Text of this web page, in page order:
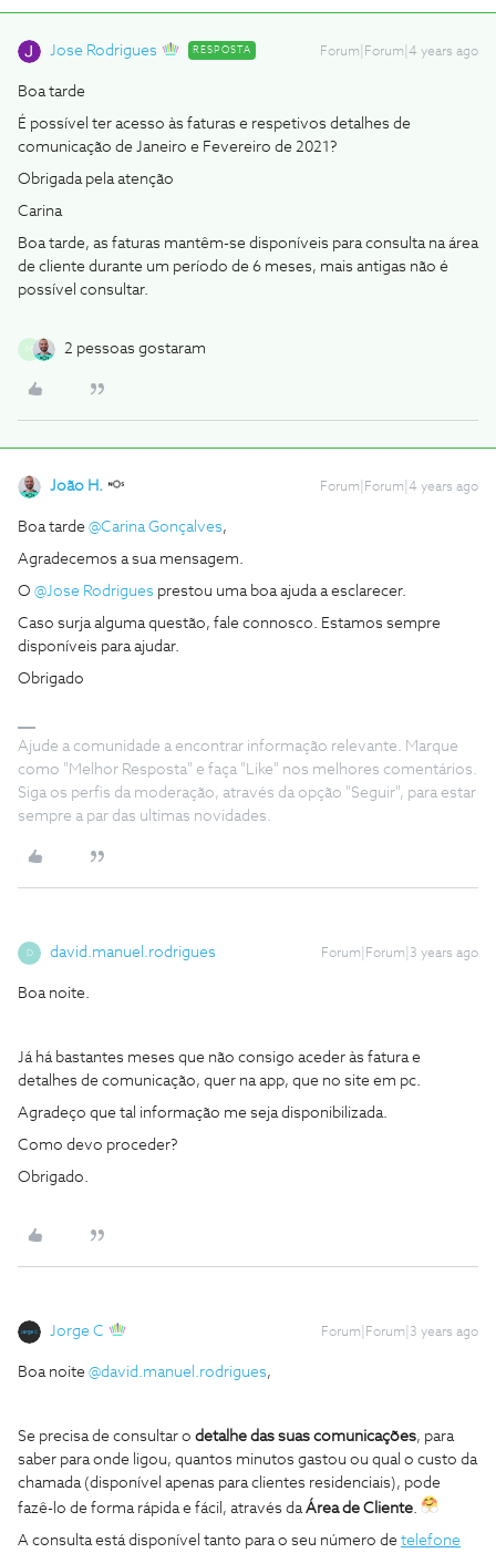
Jose Rodrigues RESPOSTA Forum|Forum|4 years ago
Boa tarde
É possível ter acesso às faturas e respetivos detalhes de
comunicação de Janeiro e Fevereiro de 2021?
Obrigada pela atenção
Carina
Boa tarde, as faturas mantêm-se disponíveis para consulta na área
de cliente durante um período de 6 meses, mais antigas não é
possível consultar.
M 2 pessoas gostaram
João H. Forum|Forum|4 years ago
Boa tarde @Carina Gonçalves,
Agradecemos a sua mensagem.
O @Jose Rodrigues prestou uma boa ajuda a esclarecer.
Caso surja alguma questão, fale connosco. Estamos sempre
disponíveis para ajudar.
Obrigado
Ajude a comunidade a encontrar informação relevante. Marque
como "Melhor Resposta" e faça "Like" nos melhores comentários.
Siga os perfis da moderação, através da opção "Seguir", para estar
sempre a par das ultimas novidades.
D david.manuel.rodrigues Forum|Forum|3 years ago
Boa noite.
Já há bastantes meses que não consigo aceder às fatura e
detalhes de comunicação, quer na app, que no site em pc.
Agradeço que tal informação me seja disponibilizada.
Como devo proceder?
Obrigado.
Jorge C Forum|Forum|3 years ago
Boa noite @david.manuel.rodrigues,
Se precisa de consultar o detalhe das suas comunicações, para
saber para onde ligou, quantos minutos gastou ou qual o custo da
chamada (disponível apenas para clientes residenciais), pode
fazê-lo de forma rápida e fácil, através daÁrea de Cliente.
A consulta está disponível tanto para o seu número de telefone